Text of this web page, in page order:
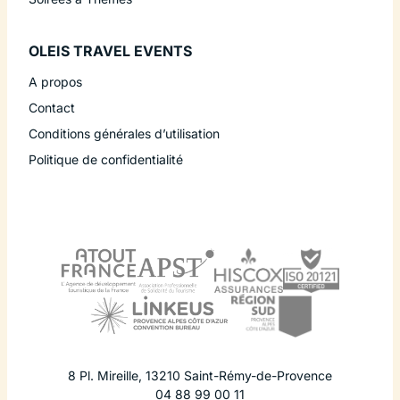
OLEIS TRAVEL EVENTS
A propos
Contact
Conditions générales d’utilisation
Politique de confidentialité
8 Pl. Mireille, 13210 Saint-Rémy-de-Provence
04 88 99 00 11